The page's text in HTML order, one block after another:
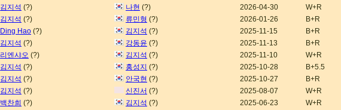
김지석 (?) 나현 (?) 2026-04-30
W+R
김지석 (?) 류민형 (?) 2026-01-26
B+R
Ding Hao (?) 김지석 (?) 2025-11-15
B+R
김지석 (?) 강동윤 (?) 2025-11-13
B+R
리엔샤오 (?) 김지석 (?) 2025-11-10
W+R
김지석 (?) 홍성지 (?) 2025-10-28
B+5.5
김지석 (?) 안국현 (?) 2025-10-27
B+R
김지석 (?) 신진서 (?) 2025-08-07
W+R
백찬희 (?) 김지석 (?) 2025-06-23
W+R